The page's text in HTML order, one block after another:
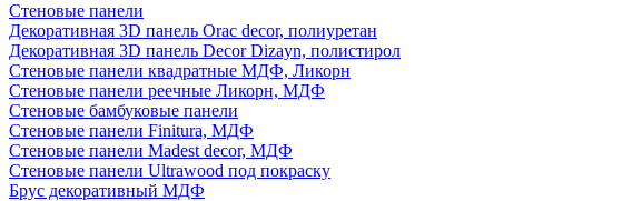
Стеновые панели
Декоративная 3D панель Orac decor, полиуретан
Декоративная 3D панель Decor Dizayn, полистирол
Стеновые панели квадратные МДФ, Ликорн
Стеновые панели реечные Ликорн, МДФ
Стеновые бамбуковые панели
Стеновые панели Finitura, МДФ
Стеновые панели Madest decor, МДФ
Стеновые панели Ultrawood под покраску
Брус декоративный МДФ